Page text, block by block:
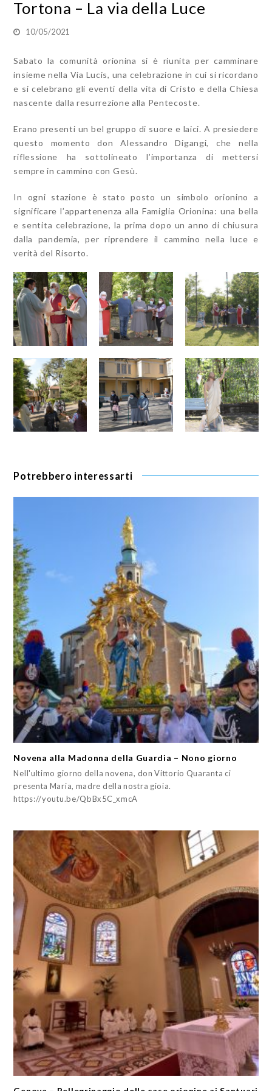
Tortona – La via della Luce
10/05/2021
Sabato la comunità orionina si è riunita per camminare
insieme nella Via Lucis, una celebrazione in cui si ricordano
e si celebrano gli eventi della vita di Cristo e della Chiesa
nascente dalla resurrezione alla Pentecoste.
Erano presenti un bel gruppo di suore e laici. A presiedere
questo momento don Alessandro Digangi, che nella
riflessione ha sottolineato l’importanza di mettersi
sempre in cammino con Gesù.
In ogni stazione è stato posto un simbolo orionino a
significare l’appartenenza alla Famiglia Orionina: una bella
e sentita celebrazione, la prima dopo un anno di chiusura
dalla pandemia, per riprendere il cammino nella luce e
verità del Risorto.
Potrebbero interessarti
Novena alla Madonna della Guardia – Nono giorno
Nell'ultimo giorno della novena, don Vittorio Quaranta ci
presenta Maria, madre della nostra gioia.
https://youtu.be/QbBx5C_xmcA